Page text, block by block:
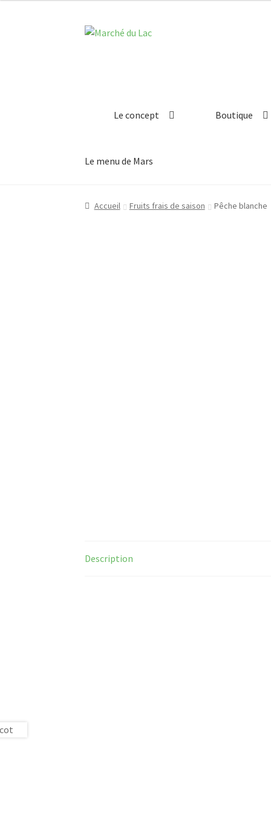
Aller
Aller
Le concept Boutique
Le menu de Mars
Accueil Fruits frais de saison Pêche blanche
Description